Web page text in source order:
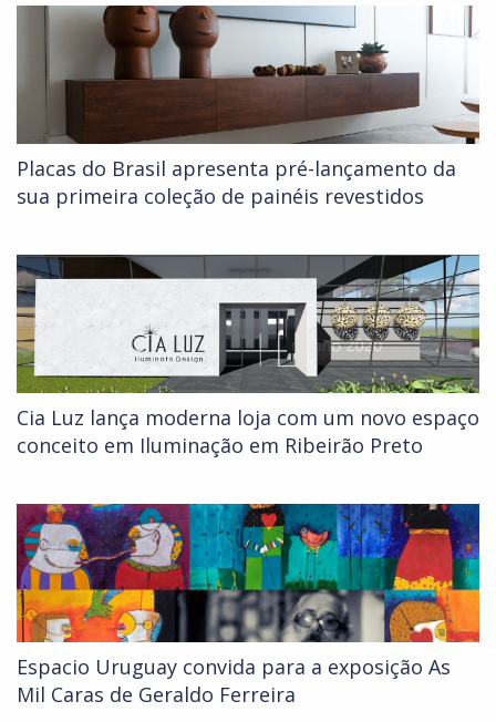
Placas do Brasil apresenta pré-lançamento da
sua primeira coleção de painéis revestidos
Cia Luz lança moderna loja com um novo espaço
conceito em Iluminação em Ribeirão Preto
Espacio Uruguay convida para a exposição As
Mil Caras de Geraldo Ferreira